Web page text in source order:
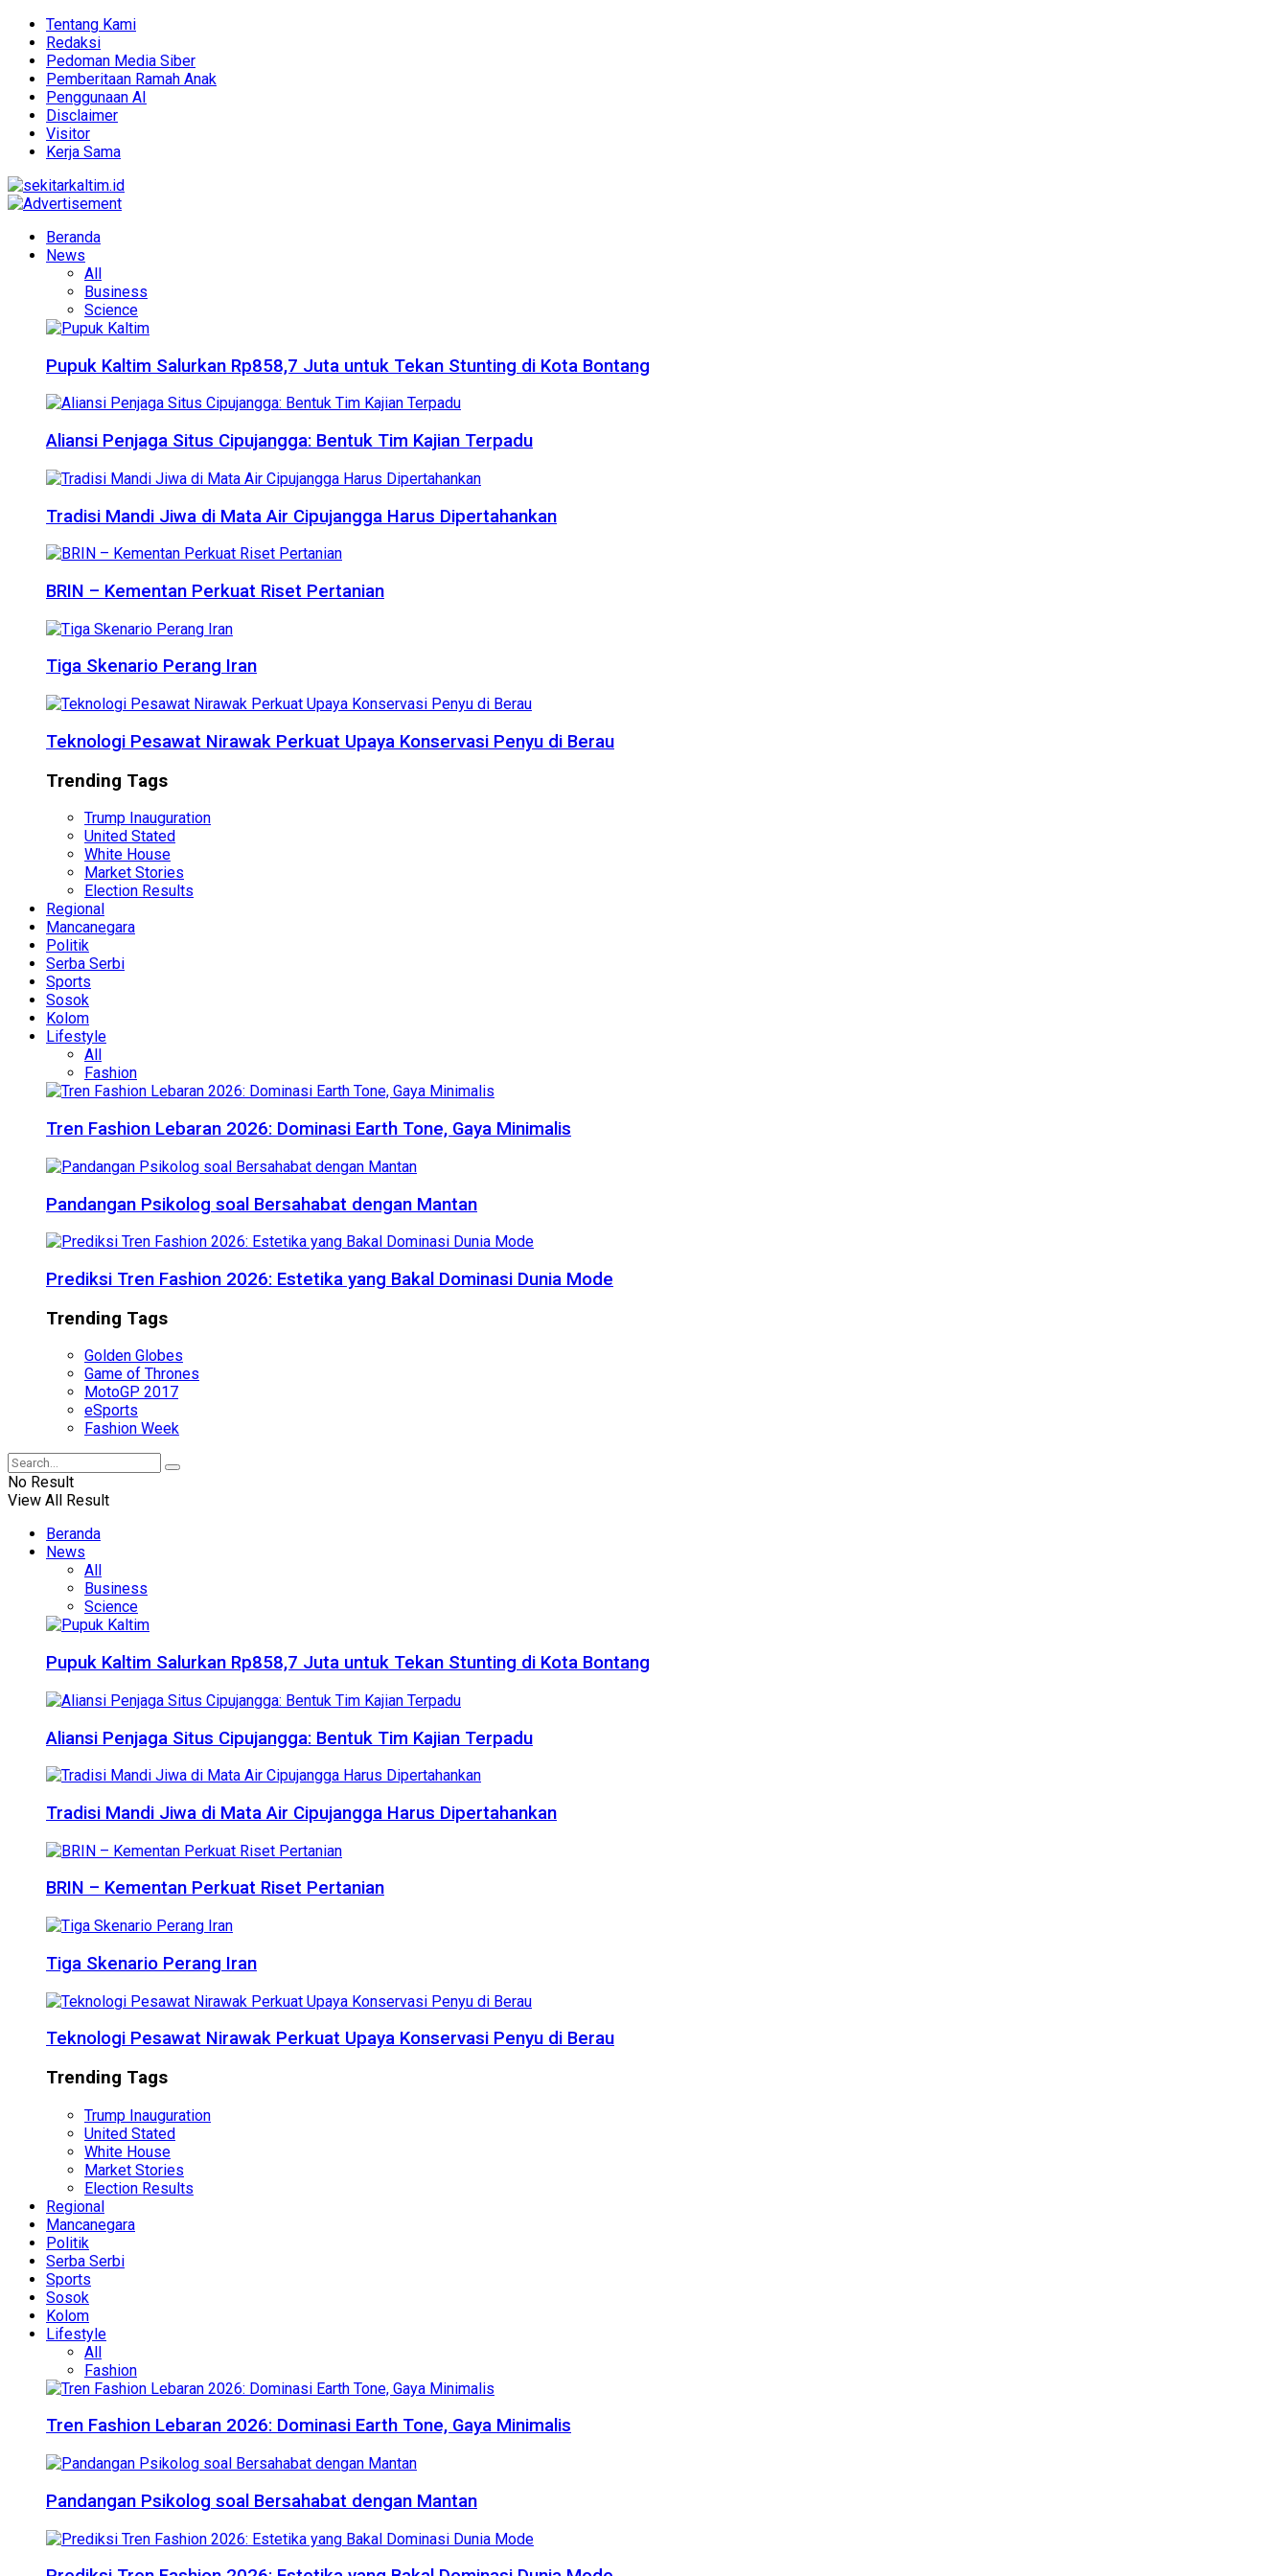
Tentang Kami
Redaksi
Pedoman Media Siber
Pemberitaan Ramah Anak
Penggunaan AI
Disclaimer
Visitor
Kerja Sama
Beranda
News
All
Business
Science
Pupuk Kaltim Salurkan Rp858,7 Juta untuk Tekan Stunting di Kota Bontang
Aliansi Penjaga Situs Cipujangga: Bentuk Tim Kajian Terpadu
Tradisi Mandi Jiwa di Mata Air Cipujangga Harus Dipertahankan
BRIN – Kementan Perkuat Riset Pertanian
Tiga Skenario Perang Iran
Teknologi Pesawat Nirawak Perkuat Upaya Konservasi Penyu di Berau
Trending Tags
Trump Inauguration
United Stated
White House
Market Stories
Election Results
Regional
Mancanegara
Politik
Serba Serbi
Sports
Sosok
Kolom
Lifestyle
All
Fashion
Tren Fashion Lebaran 2026: Dominasi Earth Tone, Gaya Minimalis
Pandangan Psikolog soal Bersahabat dengan Mantan
Prediksi Tren Fashion 2026: Estetika yang Bakal Dominasi Dunia Mode
Trending Tags
Golden Globes
Game of Thrones
MotoGP 2017
eSports
Fashion Week
No Result
View All Result
Beranda
News
All
Business
Science
Pupuk Kaltim Salurkan Rp858,7 Juta untuk Tekan Stunting di Kota Bontang
Aliansi Penjaga Situs Cipujangga: Bentuk Tim Kajian Terpadu
Tradisi Mandi Jiwa di Mata Air Cipujangga Harus Dipertahankan
BRIN – Kementan Perkuat Riset Pertanian
Tiga Skenario Perang Iran
Teknologi Pesawat Nirawak Perkuat Upaya Konservasi Penyu di Berau
Trending Tags
Trump Inauguration
United Stated
White House
Market Stories
Election Results
Regional
Mancanegara
Politik
Serba Serbi
Sports
Sosok
Kolom
Lifestyle
All
Fashion
Tren Fashion Lebaran 2026: Dominasi Earth Tone, Gaya Minimalis
Pandangan Psikolog soal Bersahabat dengan Mantan